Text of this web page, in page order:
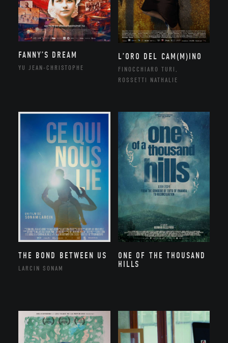
FANNY’S DREAM
YU JEAN-CHRISTOPHE
L’ORO DEL CAM(M)INO
FINOCCHIARO TURI,
ROSSETTI NATHALIE
THE BOND BETWEEN US
LARCIN SONAM
ONE OF THE THOUSAND
HILLS